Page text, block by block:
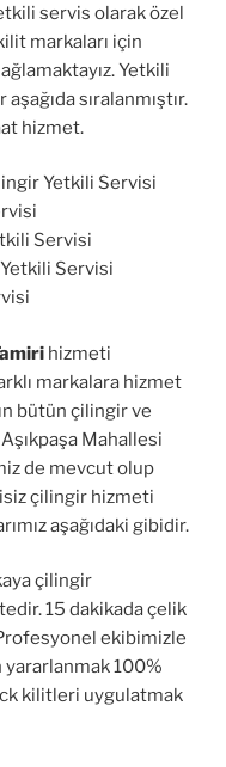
servis olarak özel
markaları için
Yetkili
sıralanmıştır.
hizmet.
Yetkili Servisi
Servisi
Servisi
hizmeti
markalara hizmet
bütün çilingir ve
Mahallesi
de mevcut olup
çilingir hizmeti
aşağıdaki gibidir.
çilingir
15 dakikada çelik
ekibimizle
100%
kilitleri uygulatmak